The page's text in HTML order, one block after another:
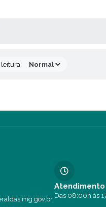
Atendimento
Das 08:00h às